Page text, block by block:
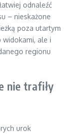
odnaleźć
– nieskażone
poza utartym
ale i
regionu
nie trafiły
urok